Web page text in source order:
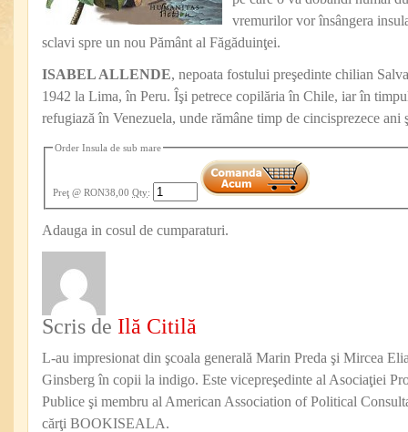
vremurilor vor însângera
sclavi spre un nou Pământ al Făgăduinţei.
ISABEL ALLENDE, nepoata fostului preşedinte chilian
1942 la Lima, în Peru. Îşi petrece copilăria în Chile, iar în
refugiază în Venezuela, unde rămâne timp de cincisprezece ani
Order Insula de sub mare
Preţ @ RON38,00 Qty:
Adauga in cosul de cumparaturi.
Scris de Ilă Citilă
L-au impresionat din şcoala generală Marin Preda şi Mircea
Ginsberg în copii la indigo. Este vicepreşedinte al Asociaţiei
Publice şi membru al American Association of Political
cărţi BOOKISEALA.